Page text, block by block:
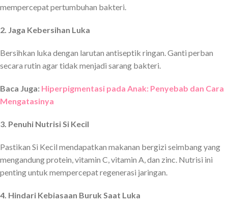
mempercepat pertumbuhan bakteri.
2. Jaga Kebersihan Luka
Bersihkan luka dengan larutan antiseptik ringan. Ganti perban
secara rutin agar tidak menjadi sarang bakteri.
Baca Juga: Hiperpigmentasi pada Anak: Penyebab dan Cara
Mengatasinya
3. Penuhi Nutrisi Si Kecil
Pastikan Si Kecil mendapatkan makanan bergizi seimbang yang
mengandung protein, vitamin C, vitamin A, dan zinc. Nutrisi ini
penting untuk mempercepat regenerasi jaringan.
4. Hindari Kebiasaan Buruk Saat Luka